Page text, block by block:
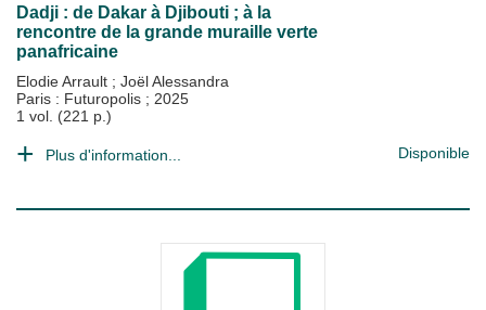
Dadji : de Dakar à Djibouti ; à la
rencontre de la grande muraille verte
panafricaine
Elodie Arrault ; Joël Alessandra
Paris : Futuropolis ; 2025
1 vol. (221 p.)
Plus d'information... Disponible